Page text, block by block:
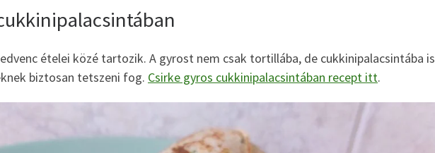
ételei közé tartozik. A gyrost nem csak tortillába, de cukkinipalacsintába is
biztosan tetszeni fog. Csirke gyros cukkinipalacsintában recept itt.